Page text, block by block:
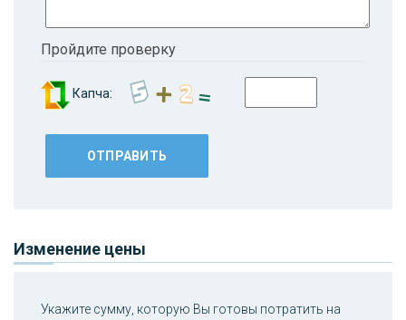
Пройдите проверку
Капча:
Изменение цены
Укажите сумму, которую Вы готовы потратить на